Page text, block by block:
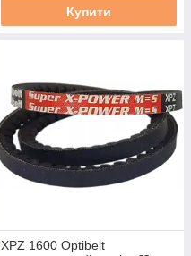
Купити
XPZ 1600 Optibelt